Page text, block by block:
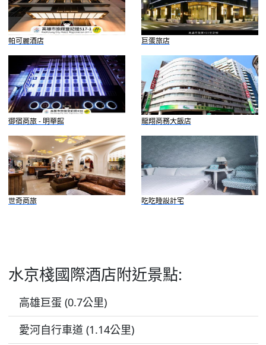
帕可麗酒店 巨蛋旅店
御宿商旅 - 明華館 龍翔商務大飯店
世奇商旅 吃吃睡設計宅
水京棧國際酒店附近景點:
高雄巨蛋 (0.7公里)
愛河自行車道 (1.14公里)